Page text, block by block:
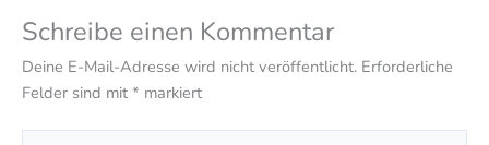
Schreibe einen Kommentar
Deine E-Mail-Adresse wird nicht veröffentlicht. Erforderliche
Felder sind mit * markiert